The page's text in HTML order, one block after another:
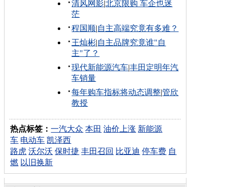
清风网影|北京限购 车企也迷
茫
程国顺|自主高端究竟有多难？
王灿彬|自主品牌究竟谁"自
主"了？
现代新能源汽车|丰田定明年汽
车销量
每年购车指标将动态调整|管欣
教授
热点标签：一汽大众 本田 油价上涨 新能源
车 电动车 凯泽西
路虎 沃尔沃 保时捷 丰田召回 比亚迪 停车费 自
燃 以旧换新